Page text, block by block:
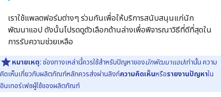
เราใช้แพลตฟอร์มต่างๆ ร่วมกันเพื่อให้บริการสนับสนุนแก่นัก
พัฒนาแอป ดังนั้นโปรดดูตัวเลือกด้านล่างเพื่อพิจารณาวิธีที่ดีที่สุดใน
การรับความช่วยเหลือ
หมายเหตุ: ช่องทางเหล่านี้ควรใช้สำหรับปัญหาของนักพัฒนาแอปเท่านั้น ความ
คิดเห็นเกี่ยวกับผลิตภัณฑ์หลักควรส่งผ่านลิงก์ความคิดเห็นหรือรายงานปัญหาใน
อินเทอร์เฟซผู้ใช้ของผลิตภัณฑ์